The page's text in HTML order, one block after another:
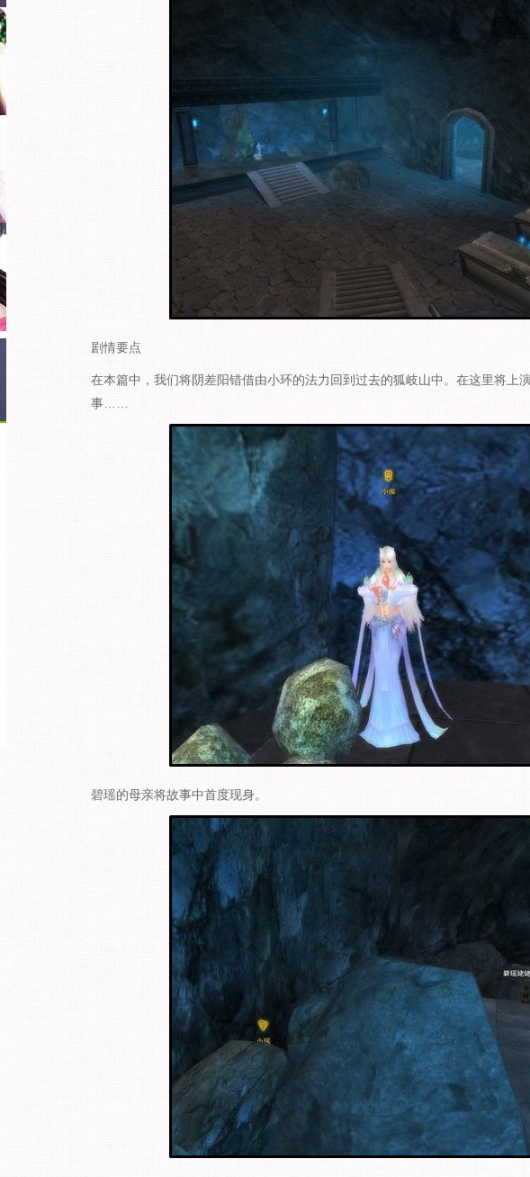
剧情要点
在本篇中，我们将阴差阳错借由小环的法力回到过去的狐岐山中。在这里将上
事……
碧瑶的母亲将故事中首度现身。